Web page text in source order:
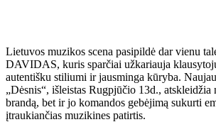
Lietuvos muzikos scena pasipildė dar vienu
DAVIDAS, kuris sparčiai užkariauja
autentišku stiliumi ir jausminga kūryba.
„Dėsnis“, išleistas Rugpjūčio 13d.,
brandą, bet ir jo komandos gebėjimą sukurti
įtraukiančias muzikines patirtis.